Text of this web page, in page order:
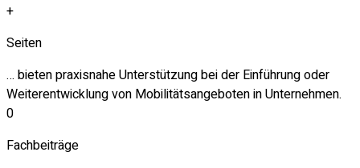
+
Seiten
… bieten praxisnahe Unterstützung bei der Einführung oder
Weiterentwicklung von Mobilitätsangeboten in Unternehmen.
0
Fachbeiträge